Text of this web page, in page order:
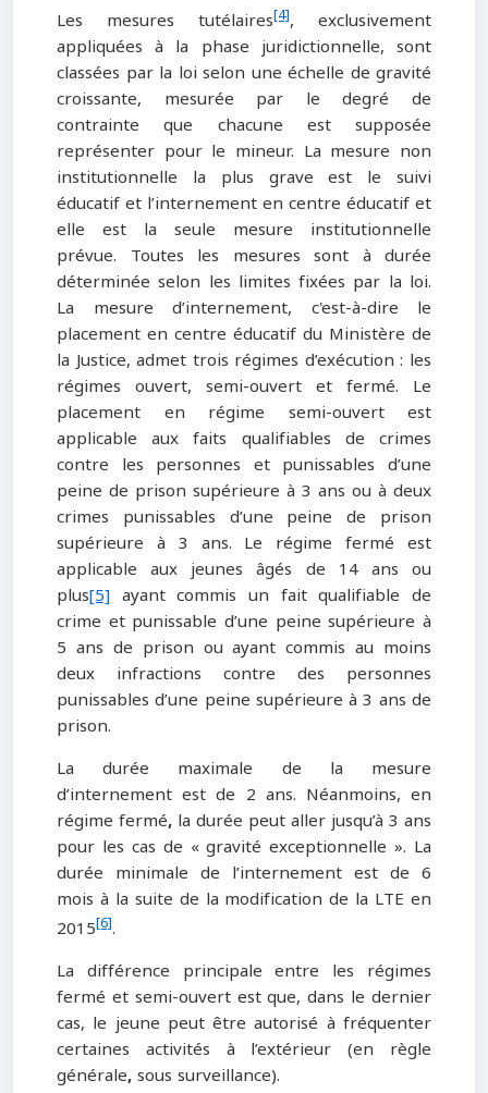
Les mesures tutélaires[4], exclusivement
appliquées à la phase juridictionnelle, sont
classées par la loi selon une échelle de gravité
croissante, mesurée par le degré de
contrainte que chacune est supposée
représenter pour le mineur. La mesure non
institutionnelle la plus grave est le suivi
éducatif et l’internement en centre éducatif et
elle est la seule mesure institutionnelle
prévue. Toutes les mesures sont à durée
déterminée selon les limites fixées par la loi.
La mesure d’internement, c'est-à-dire le
placement en centre éducatif du Ministère de
la Justice, admet trois régimes d’exécution : les
régimes ouvert, semi-ouvert et fermé. Le
placement en régime semi-ouvert est
applicable aux faits qualifiables de crimes
contre les personnes et punissables d’une
peine de prison supérieure à 3 ans ou à deux
crimes punissables d’une peine de prison
supérieure à 3 ans. Le régime fermé est
applicable aux jeunes âgés de 14 ans ou
plus[5] ayant commis un fait qualifiable de
crime et punissable d’une peine supérieure à
5 ans de prison ou ayant commis au moins
deux infractions contre des personnes
punissables d’une peine supérieure à 3 ans de
prison.
La durée maximale de la mesure
d’internement est de 2 ans. Néanmoins, en
régime fermé, la durée peut aller jusqu’à 3 ans
pour les cas de « gravité exceptionnelle ». La
durée minimale de l’internement est de 6
mois à la suite de la modification de la LTE en
2015[6].
La différence principale entre les régimes
fermé et semi-ouvert est que, dans le dernier
cas, le jeune peut être autorisé à fréquenter
certaines activités à l’extérieur (en règle
générale,sous surveillance).